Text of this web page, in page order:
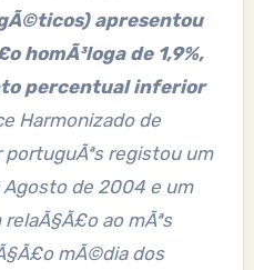
apresentou
homÃ³loga de 1,9%,
percentual inferior
Harmonizado de
registou um
de 2004 e um
ao mÃªs
mÃ©dia dos